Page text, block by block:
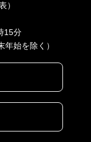
）
15分
年始を除く）